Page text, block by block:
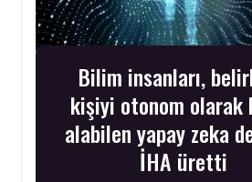
Bilim insanları,
kişiyi otonom olarak
alabilen yapay zeka
İHA üretti